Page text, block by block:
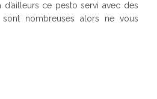
ce pesto servi avec des
sont nombreuses alors ne vous